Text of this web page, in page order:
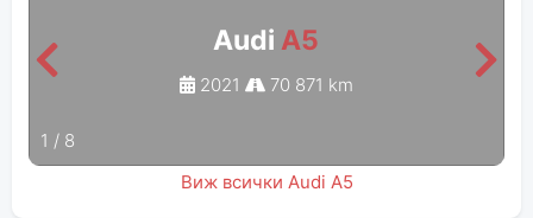
Audi A5
2021 70 871 km
1 / 8
Виж всички Audi A5